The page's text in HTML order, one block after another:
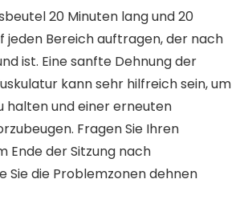
20 Minuten lang und 20
jeden Bereich auftragen, der nach
ist. Eine sanfte Dehnung der
kann sehr hilfreich sein, um
halten und einer erneuten
Fragen Sie Ihren
Ende der Sitzung nach
Sie die Problemzonen dehnen